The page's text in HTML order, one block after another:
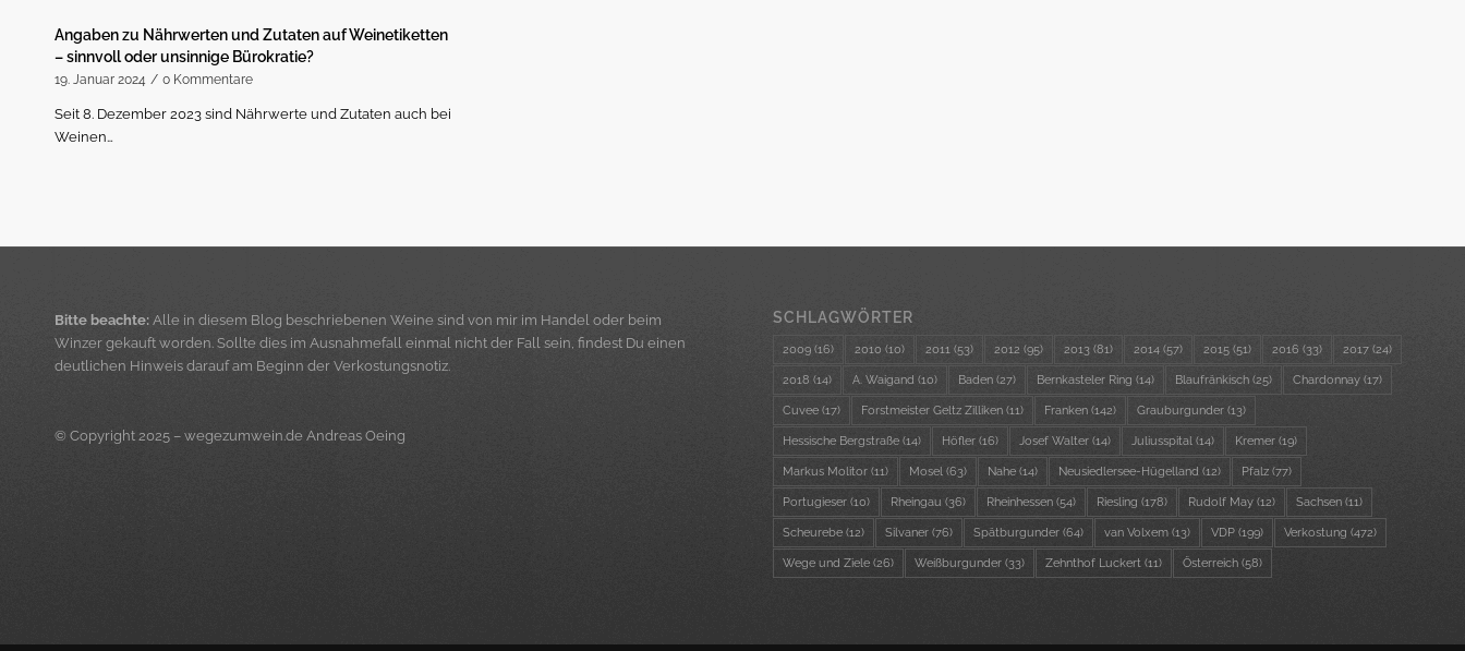
Angaben zu Nährwerten und Zutaten auf Weinetiketten
– sinnvoll oder unsinnige Bürokratie?
19. Januar 2024 / 0 Kommentare
Seit 8. Dezember 2023 sind Nährwerte und Zutaten auch bei
Weinen…
Bitte beachte: Alle in diesem Blog beschriebenen Weine sind von mir im Handel oder beim
Winzer gekauft worden. Sollte dies im Ausnahmefall einmal nicht der Fall sein, findest Du einen
deutlichen Hinweis darauf am Beginn der Verkostungsnotiz.
© Copyright 2025 – wegezumwein.de Andreas Oeing
SCHLAGWÖRTER
2009 (16) 2010 (10) 2011 (53) 2012 (95) 2013 (81) 2014 (57) 2015 (51) 2016 (33) 2017 (24)
2018 (14) A. Waigand (10) Baden (27) Bernkasteler Ring (14) Blaufränkisch (25) Chardonnay (17)
Cuvee (17) Forstmeister Geltz Zilliken (11) Franken (142) Grauburgunder (13)
Hessische Bergstraße (14) Höfler (16) Josef Walter (14) Juliusspital (14) Kremer (19)
Markus Molitor (11) Mosel (63) Nahe (14) Neusiedlersee-Hügelland (12) Pfalz (77)
Portugieser (10) Rheingau (36) Rheinhessen (54) Riesling (178) Rudolf May (12) Sachsen (11)
Scheurebe (12) Silvaner (76) Spätburgunder (64) van Volxem (13) VDP (199) Verkostung (472)
Wege und Ziele (26) Weißburgunder (33) Zehnthof Luckert (11) Österreich (58)